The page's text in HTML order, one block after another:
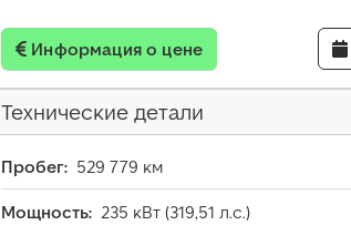
Информация о цене
Технические детали
Пробег: 529 779 км
Мощность: 235 кВт (319,51 л.с.)